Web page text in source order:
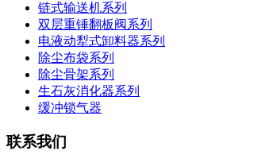
链式输送机系列
双层重锤翻板阀系列
电液动犁式卸料器系列
除尘布袋系列
除尘骨架系列
生石灰消化器系列
缓冲锁气器
联系我们